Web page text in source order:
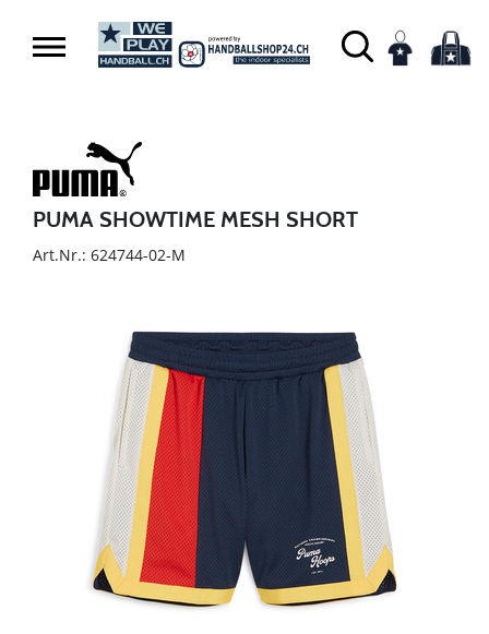
PUMA SHOWTIME MESH SHORT
Art.Nr.: 624744-02-M